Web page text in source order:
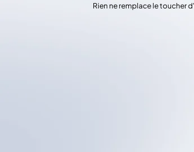
Rien ne remplace le toucher